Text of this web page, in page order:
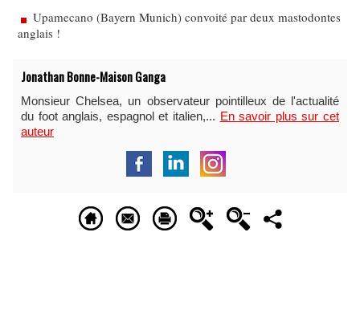
Upamecano (Bayern Munich) convoité par deux mastodontes
anglais !
Jonathan Bonne-Maison Ganga
Monsieur Chelsea, un observateur pointilleux de l'actualité
du foot anglais, espagnol et italien,... En savoir plus sur cet
auteur